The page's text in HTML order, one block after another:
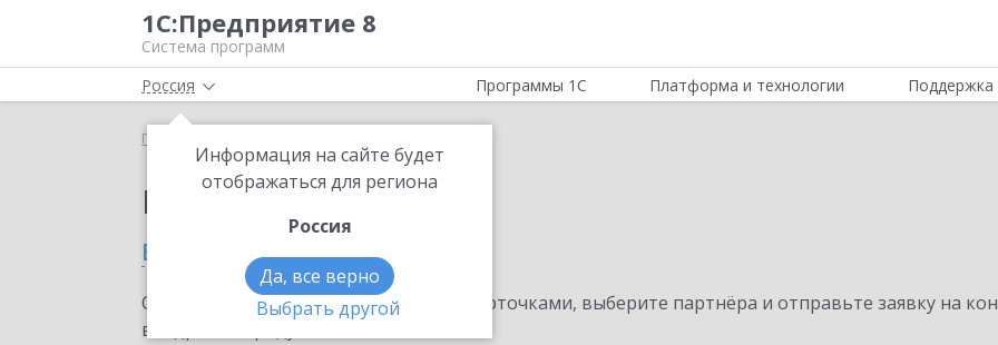
1С:Предприятие 8
Система программ
Россия
Информация на сайте будет
отображаться для региона
Россия
Да, все верно
Выбрать другой
Программы 1С Платформа и технологии Поддержка
Главная
Партнеры фирмы 1С
в Сунтаре
Ознакомьтесь с информационными карточками, выберите партнёра и отправьте заявку на
внедрение продукта.